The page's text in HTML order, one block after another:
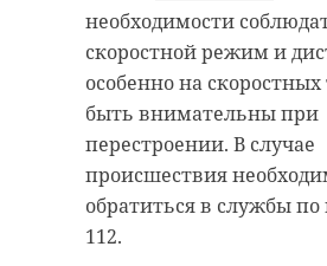
необходимости
скоростной режим и
особенно на скоростных
быть внимательны при
перестроении. В случае
происшествия
обратиться в службы
112.
и одна единица
удалось спасти одного
В пресс-службе ГУ МЧС
Ленобласти
жителям никогда не
присмотра пищу на
также следить за
электроприборами,
инженерные системы.
Большая часть зданий
расположена на улице
также на
Госпитальной улицах. На
некоторых объектах
стартовали. На
площадки подрядчики